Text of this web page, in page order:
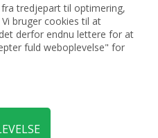
tredjepart til optimering,
bruger cookies til at
derfor endnu lettere for at
fuld weboplevelse" for